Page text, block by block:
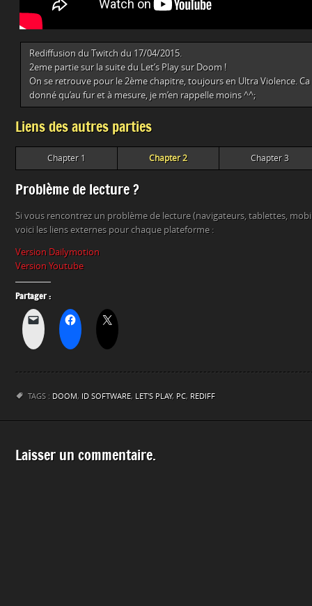
Rediffusion du Twitch du 17/04/2015.
2eme partie sur la suite du Let’s Play sur Doom !
On se retrouve pour le 2ème chapitre, toujours en Ultra Violence.
donné qu’au fur et à mesure, je m’en rappelle moins ^^;
Liens des autres parties
Chapter 1 Chapter 2 Chapter 3
Problème de lecture ?
Si vous rencontrez un problème de lecture (navigateurs, tablettes,
voici les liens externes pour chaque plateforme :
Version Dailymotion
Version Youtube
Partager :
TAGS : DOOM, ID SOFTWARE, LET'S PLAY, PC, REDIFF
Laisser un commentaire.